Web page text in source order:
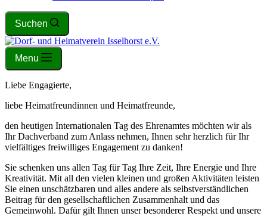
Suchen
Menu
Liebe Engagierte,
liebe Heimatfreundinnen und Heimatfreunde,
den heutigen Internationalen Tag des Ehrenamtes möchten wir als
Ihr Dachverband zum Anlass nehmen, Ihnen sehr herzlich für Ihr
vielfältiges freiwilliges Engagement zu danken!
Sie schenken uns allen Tag für Tag Ihre Zeit, Ihre Energie und Ihre
Kreativität. Mit all den vielen kleinen und großen Aktivitäten leisten
Sie einen unschätzbaren und alles andere als selbstverständlichen
Beitrag für den gesellschaftlichen Zusammenhalt und das
Gemeinwohl. Dafür gilt Ihnen unser besonderer Respekt und unsere